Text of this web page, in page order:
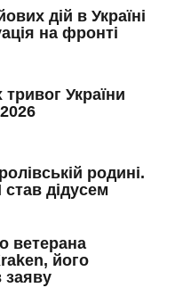
дій в Україні
на фронті
України
родині.
дідусем
ветерана
його
заяву